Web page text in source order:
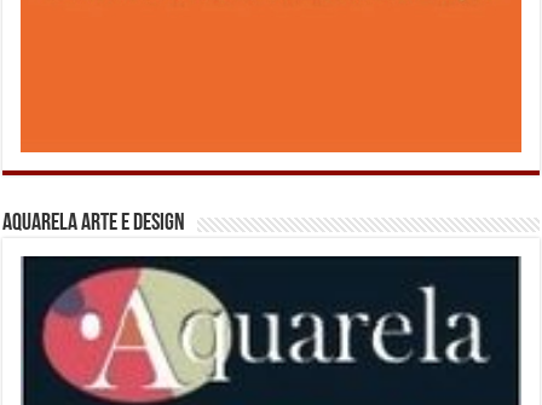
Aquarela Arte e Design